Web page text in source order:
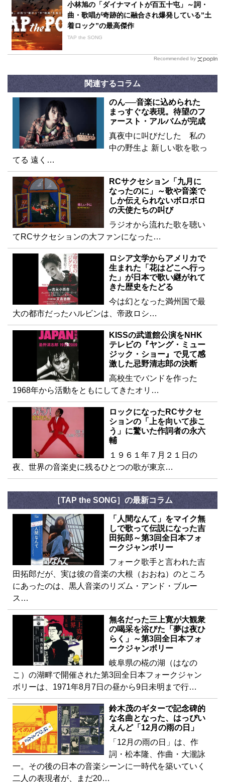
小林旭の「ダイナマイトが百五十屯」～詞・
曲・歌唱が奇跡的に融合され爆発している”土
着ロック”の最高傑作
TAP the SONG
Recommended by
関連するコラム
のん──音楽に込められた
まっすぐな表現。待望のフ
ァースト・アルバムが完成
真夜中に叫びだした 私の
中の野生よ 新しい歌を歌っ
てる 遠く…
RCサクセション「九月に
なったのに」～歌や音楽で
しか伝えられないボロボロ
の天使たちの叫び
ラジオから流れた歌を聴い
てRCサクセションの大ファンになった…
ロシア文学からアメリカで
生まれた「花はどこへ行っ
た」が日本で歌い継がれて
きた歴史をたどる
今は幻となった満州国で最
大の都市だったハルビンは、帝政ロシ…
KISSの武道館公演をNHK
テレビの『ヤング・ミュー
ジック・ショー』で見て感
激した忌野清志郎の決断
高校生でバンドを作った
1968年から活動をともにしてきたオリ…
ロックになったRCサクセ
ションの「上を向いて歩こ
う」に驚いた作詞者の永六
輔
１９６１年７月２１日の
夜、世界の音楽史に残るひとつの歌が東京…
［TAP the SONG］の最新コラム
「人間なんて」をマイク無
しで歌って伝説になった吉
田拓郎～第3回全日本フォ
ークジャンボリー
フォーク歌手と言われた吉
田拓郎だが、実は彼の音楽の大根（おおね）のところ
にあったのは、黒人音楽のリズム・アンド・ブルー
ス…
無名だった三上寛が大観衆
の喝采を浴びた「夢は夜ひ
らく」～第3回全日本フォ
ークジャンボリー
岐阜県の椛の湖（はなの
こ）の湖畔で開催された第3回全日本フォークジャン
ボリーは、1971年8月7日の昼から9日未明まで行…
鈴木茂のギターで記念碑的
な名曲となった、はっぴい
えんど「12月の雨の日」
「12月の雨の日」は、作
詞・松本隆、作曲・大瀧詠
一。その後の日本の音楽シーンに一時代を築いていく
二人の表現者が、まだ20…